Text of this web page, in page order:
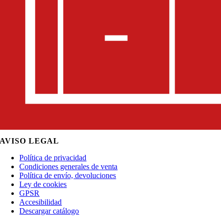
AVISO LEGAL
Política de privacidad
Condiciones generales de venta
Política de envío, devoluciones
Ley de cookies
GPSR
Accesibilidad
Descargar catálogo